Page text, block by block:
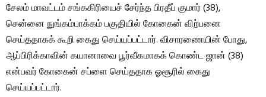
சேலம் மாவட்டம் சங்ககிரியைச் சேர்ந்த பிரதீப் குமார் (38),
சென்னை நுங்கம்பாக்கம் பகுதியில் கோகைன் விற்பனை
செய்ததாகக் கூறி கைது செய்யப்பட்டார். விசாரணையின் போது, ​​
ஆப்பிரிக்காவின் கயானாவை பூர்வீகமாகக் கொண்ட ஜான் (38)
என்பவர் கோகைன் சப்ளை செய்ததாக ஓசூரில் கைது
செய்யப்பட்டார்.